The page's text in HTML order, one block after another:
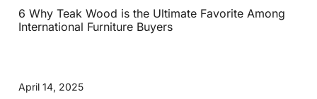
6 Why Teak Wood is the Ultimate Favorite Among
International Furniture Buyers
April 14, 2025